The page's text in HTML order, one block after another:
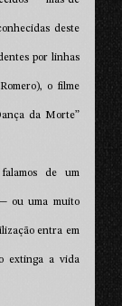
deste
por linhas
o filme
da Morte”
de um
ou uma muito
entra em
extinga a vida